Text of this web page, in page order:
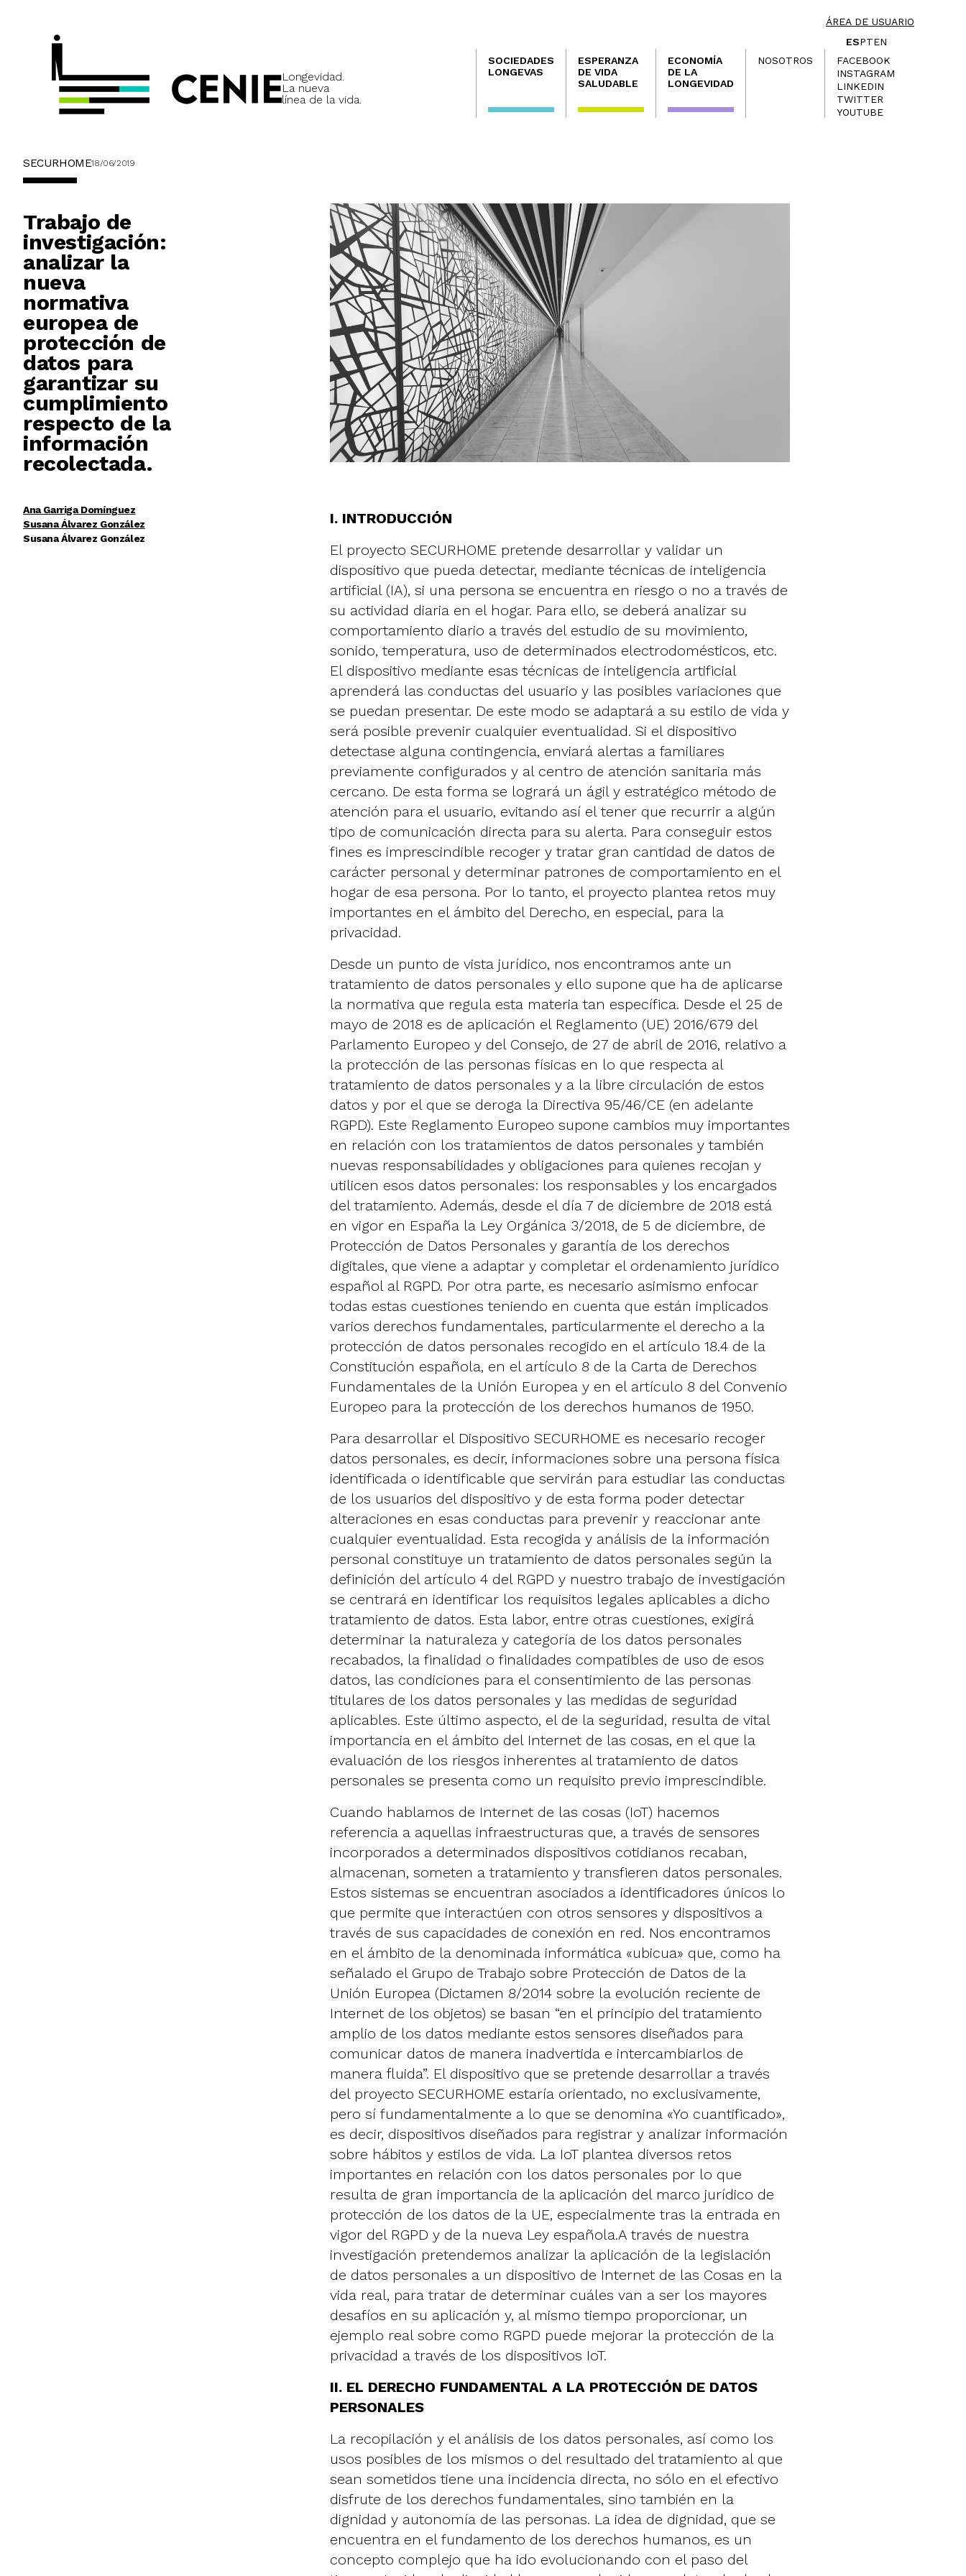
ÁREA DE USUARIO
Longevidad.
La nueva
línea de la vida.
ESPTEN
Navegación
principal
SOCIEDADES
LONGEVAS
ESPERANZA
DE VIDA
SALUDABLE
ECONOMÍA
DE LA
LONGEVIDAD
NOSOTROS
FACEBOOK
INSTAGRAM
LINKEDIN
TWITTER
YOUTUBE
SECURHOME18/06/2019
Trabajo de
investigación:
analizar la
nueva
normativa
europea de
protección de
datos para
garantizar su
cumplimiento
respecto de la
información
recolectada.
Ana Garriga Domínguez
Susana Álvarez González
Susana Álvarez González
I. INTRODUCCIÓN
El proyecto SECURHOME pretende desarrollar y validar un
dispositivo que pueda detectar, mediante técnicas de inteligencia
artificial (IA), si una persona se encuentra en riesgo o no a través de
su actividad diaria en el hogar. Para ello, se deberá analizar su
comportamiento diario a través del estudio de su movimiento,
sonido, temperatura, uso de determinados electrodomésticos, etc.
El dispositivo mediante esas técnicas de inteligencia artificial
aprenderá las conductas del usuario y las posibles variaciones que
se puedan presentar. De este modo se adaptará a su estilo de vida y
será posible prevenir cualquier eventualidad. Si el dispositivo
detectase alguna contingencia, enviará alertas a familiares
previamente configurados y al centro de atención sanitaria más
cercano. De esta forma se logrará un ágil y estratégico método de
atención para el usuario, evitando así el tener que recurrir a algún
tipo de comunicación directa para su alerta. Para conseguir estos
fines es imprescindible recoger y tratar gran cantidad de datos de
carácter personal y determinar patrones de comportamiento en el
hogar de esa persona. Por lo tanto, el proyecto plantea retos muy
importantes en el ámbito del Derecho, en especial, para la
privacidad.
Desde un punto de vista jurídico, nos encontramos ante un
tratamiento de datos personales y ello supone que ha de aplicarse
la normativa que regula esta materia tan específica. Desde el 25 de
mayo de 2018 es de aplicación el Reglamento (UE) 2016/679 del
Parlamento Europeo y del Consejo, de 27 de abril de 2016, relativo a
la protección de las personas físicas en lo que respecta al
tratamiento de datos personales y a la libre circulación de estos
datos y por el que se deroga la Directiva 95/46/CE (en adelante
RGPD). Este Reglamento Europeo supone cambios muy importantes
en relación con los tratamientos de datos personales y también
nuevas responsabilidades y obligaciones para quienes recojan y
utilicen esos datos personales: los responsables y los encargados
del tratamiento. Además, desde el día 7 de diciembre de 2018 está
en vigor en España la Ley Orgánica 3/2018, de 5 de diciembre, de
Protección de Datos Personales y garantía de los derechos
digitales, que viene a adaptar y completar el ordenamiento jurídico
español al RGPD. Por otra parte, es necesario asimismo enfocar
todas estas cuestiones teniendo en cuenta que están implicados
varios derechos fundamentales, particularmente el derecho a la
protección de datos personales recogido en el artículo 18.4 de la
Constitución española, en el artículo 8 de la Carta de Derechos
Fundamentales de la Unión Europea y en el artículo 8 del Convenio
Europeo para la protección de los derechos humanos de 1950.
Para desarrollar el Dispositivo SECURHOME es necesario recoger
datos personales, es decir, informaciones sobre una persona física
identificada o identificable que servirán para estudiar las conductas
de los usuarios del dispositivo y de esta forma poder detectar
alteraciones en esas conductas para prevenir y reaccionar ante
cualquier eventualidad. Esta recogida y análisis de la información
personal constituye un tratamiento de datos personales según la
definición del artículo 4 del RGPD y nuestro trabajo de investigación
se centrará en identificar los requisitos legales aplicables a dicho
tratamiento de datos. Esta labor, entre otras cuestiones, exigirá
determinar la naturaleza y categoría de los datos personales
recabados, la finalidad o finalidades compatibles de uso de esos
datos, las condiciones para el consentimiento de las personas
titulares de los datos personales y las medidas de seguridad
aplicables. Este último aspecto, el de la seguridad, resulta de vital
importancia en el ámbito del Internet de las cosas, en el que la
evaluación de los riesgos inherentes al tratamiento de datos
personales se presenta como un requisito previo imprescindible.
Cuando hablamos de Internet de las cosas (IoT) hacemos
referencia a aquellas infraestructuras que, a través de sensores
incorporados a determinados dispositivos cotidianos recaban,
almacenan, someten a tratamiento y transfieren datos personales.
Estos sistemas se encuentran asociados a identificadores únicos lo
que permite que interactúen con otros sensores y dispositivos a
través de sus capacidades de conexión en red. Nos encontramos
en el ámbito de la denominada informática «ubicua» que, como ha
señalado el Grupo de Trabajo sobre Protección de Datos de la
Unión Europea (Dictamen 8/2014 sobre la evolución reciente de
Internet de los objetos) se basan “en el principio del tratamiento
amplio de los datos mediante estos sensores diseñados para
comunicar datos de manera inadvertida e intercambiarlos de
manera fluida”. El dispositivo que se pretende desarrollar a través
del proyecto SECURHOME estaría orientado, no exclusivamente,
pero sí fundamentalmente a lo que se denomina «Yo cuantificado»,
es decir, dispositivos diseñados para registrar y analizar información
sobre hábitos y estilos de vida. La IoT plantea diversos retos
importantes en relación con los datos personales por lo que
resulta de gran importancia de la aplicación del marco jurídico de
protección de los datos de la UE, especialmente tras la entrada en
vigor del RGPD y de la nueva Ley española.A través de nuestra
investigación pretendemos analizar la aplicación de la legislación
de datos personales a un dispositivo de Internet de las Cosas en la
vida real, para tratar de determinar cuáles van a ser los mayores
desafíos en su aplicación y, al mismo tiempo proporcionar, un
ejemplo real sobre como RGPD puede mejorar la protección de la
privacidad a través de los dispositivos IoT.
II. EL DERECHO FUNDAMENTAL A LA PROTECCIÓN DE DATOS
PERSONALES
La recopilación y el análisis de los datos personales, así como los
usos posibles de los mismos o del resultado del tratamiento al que
sean sometidos tiene una incidencia directa, no sólo en el efectivo
disfrute de los derechos fundamentales, sino también en la
dignidad y autonomía de las personas. La idea de dignidad, que se
encuentra en el fundamento de los derechos humanos, es un
concepto complejo que ha ido evolucionando con el paso del